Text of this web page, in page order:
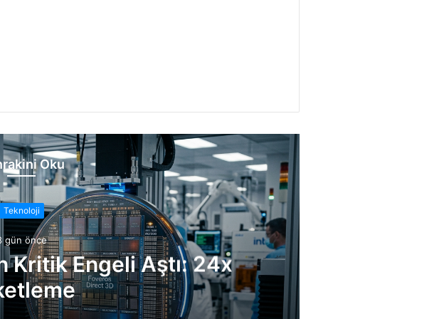
Oku
Teknoloji
gün önce
Kritik Engeli Aştı: 24x